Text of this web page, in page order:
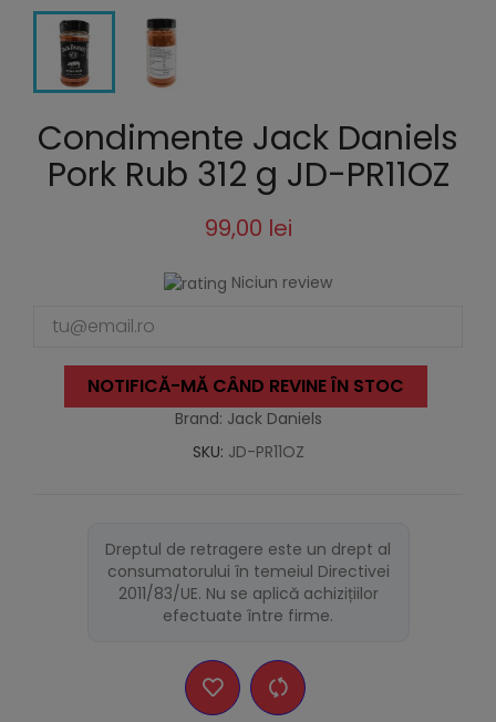
Condimente Jack Daniels
Pork Rub 312 g JD-PR11OZ
99,00 lei
Niciun review
NOTIFICĂ-MĂ CÂND REVINE ÎN STOC
Brand: Jack Daniels
SKU: JD-PR11OZ
Dreptul de retragere este un drept al
consumatorului în temeiul Directivei
2011/83/UE. Nu se aplică achizițiilor
efectuate între firme.